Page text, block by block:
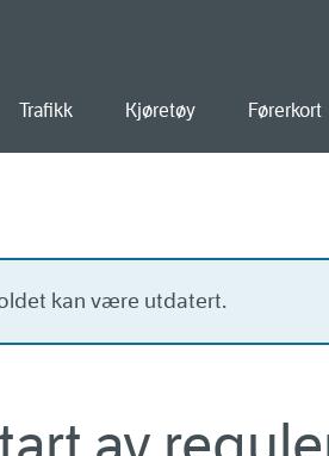
Trafikk Kjøretøy Førerkort
kan være utdatert.